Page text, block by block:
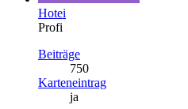
Hotei
Profi
Beiträge
750
Karteneintrag
ja